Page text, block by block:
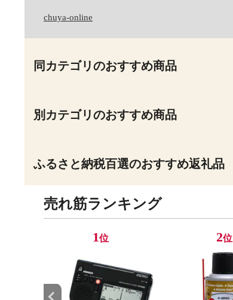
chuya-online
同カテゴリのおすすめ商品
別カテゴリのおすすめ商品
ふるさと納税百選のおすすめ返礼品
売れ筋ランキング
1位 2位